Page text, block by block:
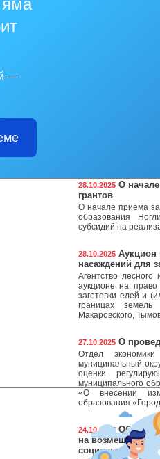
—
28.10.2025 О
грантов
О начале приема
образования
субсидий на
28.10.2025 Аукцион
насаждений для
Агентство
аукционе на
заготовки елей и
границах земель
Макаровского,
27.10.2025 О
Отдел экономики
муниципальный
оценки
муниципального
«О внесении
образования
24.10.2025
на возмещение
социально